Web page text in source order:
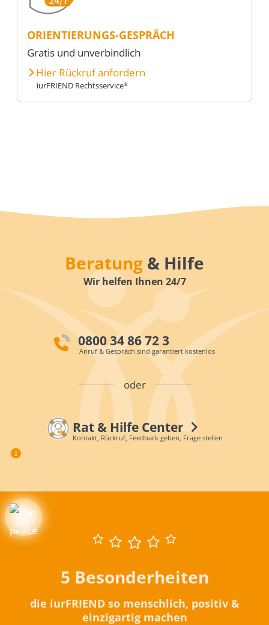
ORIENTIERUNGS-GESPRÄCH
Gratis und unverbindlich
Hier Rückruf anfordern
iurFRIEND Rechtsservice*
Beratung & Hilfe
Wir helfen Ihnen 24/7
0800 34 86 72 3
Anruf & Gespräch sind garantiert kostenlos
oder
Rat & Hilfe Center
Kontakt, Rückruf, Feedback geben, Frage stellen
5 Besonderheiten
die iurFRIEND so menschlich, positiv &
einzigartig machen